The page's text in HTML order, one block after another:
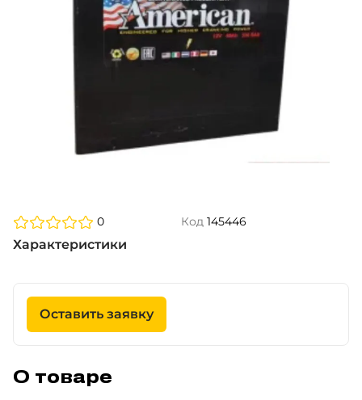
0 Код 145446
Характеристики
Оставить заявку
О товаре